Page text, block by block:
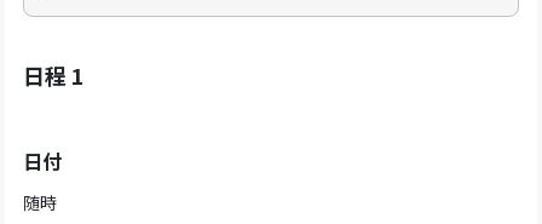
日程 1
日付
随時